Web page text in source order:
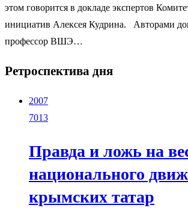
этом говорится в докладе экспертов
инициатив Алексея Кудрина. Авторами
профессор ВШЭ…
Ретроспектива дня
2007
7013
Правда и ложь на
национального
крымских татар